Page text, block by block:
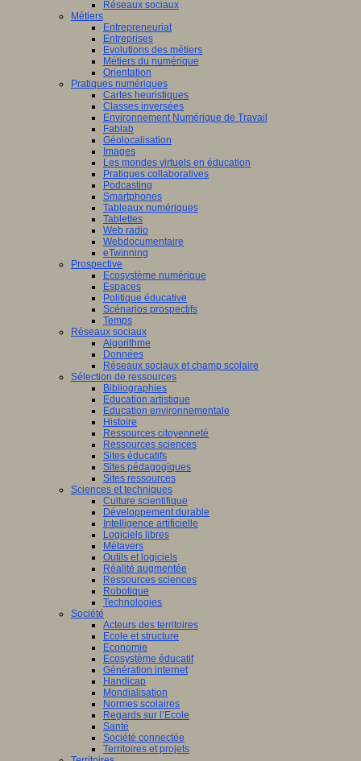
Réseaux sociaux
Métiers
Entrepreneuriat
Entreprises
Evolutions des métiers
Métiers du numérique
Orientation
Pratiques numériques
Cartes heuristiques
Classes inversées
Environnement Numérique de Travail
Fablab
Géolocalisation
Images
Les mondes virtuels en éducation
Pratiques collaboratives
Podcasting
Smartphones
Tableaux numériques
Tablettes
Web radio
Webdocumentaire
eTwinning
Prospective
Ecosystème numérique
Espaces
Politique éducative
Scénarios prospectifs
Temps
Réseaux sociaux
Algorithme
Données
Réseaux sociaux et champ scolaire
Sélection de ressources
Bibliographies
Education artistique
Education environnementale
Histoire
Ressources citoyenneté
Ressources sciences
Sites éducatifs
Sites pédagogiques
Sites ressources
Sciences et techniques
Culture scientifique
Développement durable
Intelligence artificielle
Logiciels libres
Métavers
Outils et logiciels
Réalité augmentée
Ressources sciences
Robotique
Technologies
Société
Acteurs des territoires
Ecole et structure
Economie
Ecosystème éducatif
Génération internet
Handicap
Mondialisation
Normes scolaires
Regards sur l’Ecole
Santé
Société connectée
Territoires et projets